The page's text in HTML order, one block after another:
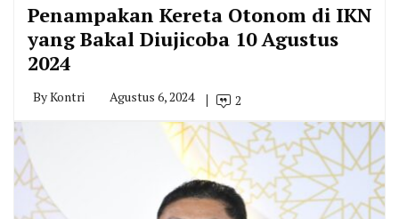
Penampakan Kereta Otonom di IKN
yang Bakal Diujicoba 10 Agustus
2024
ByKontri Agustus 6, 2024 2